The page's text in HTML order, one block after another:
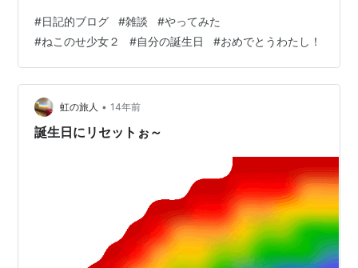
Twitterのほうにはただれきったヘンテコな詩とか文章を
書いています この辺は、もう変わりようがない、のかも
生活面では、今日、福祉の地域支援センターに行くな
ど、どーにか相談したりして生きてる感じ カウンセリン
グと診察も、変わることなく受けています ホントに近況
で、つまんないですね………
#日記的ブログ #雑談 #やってみた
#ねこのせ少女２ #自分の誕生日 #おめでとうわたし！
虹の旅人 • 14年前
誕生日にリセットぉ～